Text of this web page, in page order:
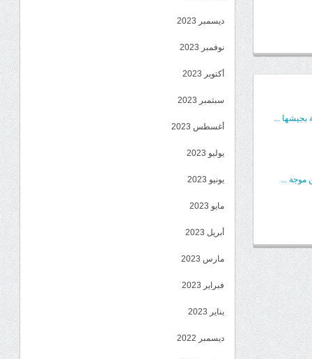
بجيشها ...
موجة ...
ديسمبر 2023
نوفمبر 2023
أكتوبر 2023
سبتمبر 2023
أغسطس 2023
يوليو 2023
يونيو 2023
مايو 2023
أبريل 2023
مارس 2023
فبراير 2023
يناير 2023
ديسمبر 2022